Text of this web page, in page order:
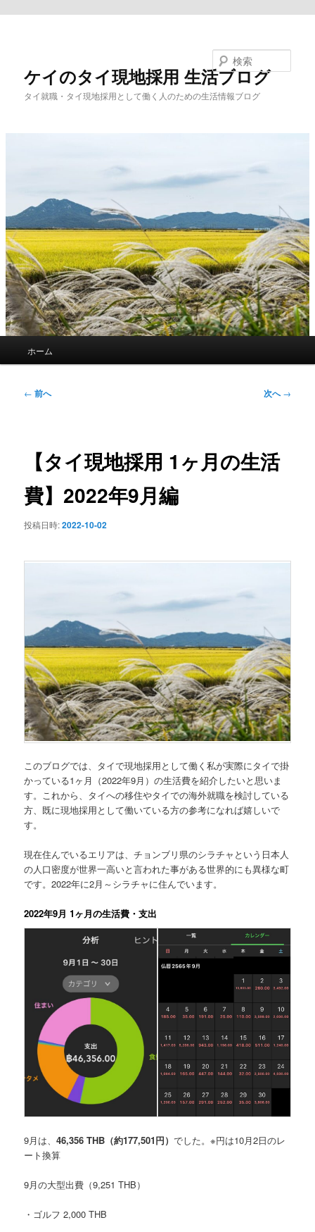
ケイのタイ現地採用 生活ブログ
タイ就職・タイ現地採用として働く人のための生活情報ブログ
ホーム
投
ョ
ン
← 前へ 次へ→
【タイ現地採用 1ヶ月の生活
費】2022年9月編
投稿日時:2022-10-02
このブログでは、 タイで現地採用として働く私が実際にタイで掛
かっている1ヶ月（2022年9月）の生活費を紹介したいと思いま
す。これから、タイへの移住やタイでの海外就職を検討している
方、既に現地採用として働いている方の参考になれば嬉しいで
す。
現在住んでいるエリアは、チョンブリ県のシラチャという日本人
の人口密度が世界一高いと言われた事がある世界的にも異様な町
です。2022年に2月～シラチャに住んでいます。
2022年9月 1ヶ月の生活費・支出
9月は、46,356 THB （約177,501円）でした。※円は10月2日のレ
ート換算
9月の大型出費 （9,251 THB）
・ゴルフ 2,000 THB